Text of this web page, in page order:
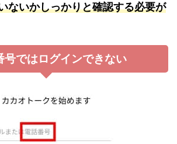
ないかしっかりと確認する必要が
号ではログインできない